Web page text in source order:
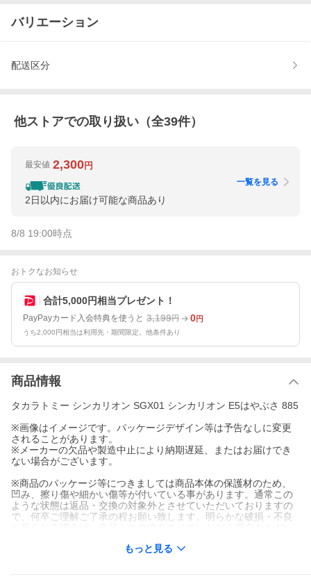
バリエーション
配送区分
他ストアでの取り扱い（全39件）
最安値 2,300円
2日以内にお届け可能な商品あり
一覧を見る
8/8 19:00時点
おトクなお知らせ
合計5,000円相当プレゼント！
PayPayカード入会特典を使うと 3,199円 0円
うち2,000円相当は利用先・期間限定。他条件あり
商品情報
タカラトミー シンカリオン SGX01 シンカリオン E5はやぶさ 885
※画像はイメージです。パッケージデザイン等は予告なしに変更
されることがあります。
※メーカーの欠品や製造中止により納期遅延、またはお届けでき
ない場合がございます。
※商品のパッケージ等につきましては商品本体の保護材のため、
凹み、擦り傷や細かい傷等が付いている事があります。通常この
ような状態は返品・交換の対象外とさせていただいておりますの
で、何卒ご理解ご了承の程お願い致します。明らかな破損・不良
※発売済みの商品につきましては店舗併売の為、セキュリティタ
もっと見る